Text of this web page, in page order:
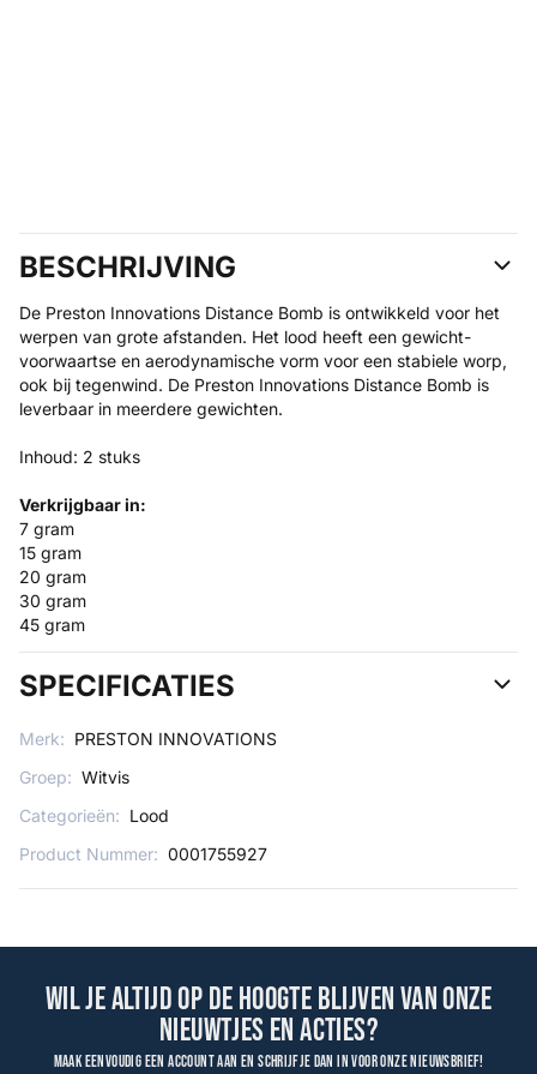
BESCHRIJVING
De Preston Innovations Distance Bomb is ontwikkeld voor het
werpen van grote afstanden. Het lood heeft een gewicht-
voorwaartse en aerodynamische vorm voor een stabiele worp,
ook bij tegenwind. De Preston Innovations Distance Bomb is
leverbaar in meerdere gewichten.
Inhoud: 2 stuks
Verkrijgbaar in:
7 gram
15 gram
20 gram
30 gram
45 gram
SPECIFICATIES
Merk: PRESTON INNOVATIONS
Groep: Witvis
Categorieën: Lood
Product Nummer: 0001755927
Wil je altijd op de hoogte blijven van onze
nieuwtjes en acties?
Maak eenvoudig een account aan en schrijf je dan in voor onze nieuwsbrief!